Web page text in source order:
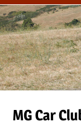
MG Car